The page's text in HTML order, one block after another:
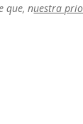
que, nuestra